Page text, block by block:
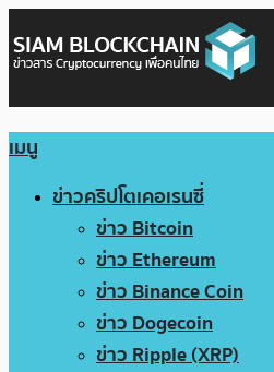
เมนู
ข่าวคริปโตเคอเรนซี่
ข่าว Bitcoin
ข่าว Ethereum
ข่าว Binance Coin
ข่าว Dogecoin
ข่าว Ripple (XRP)